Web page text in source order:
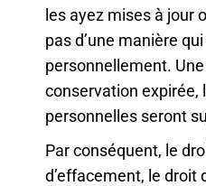
les ayez mises à jour
pas d’une manière
personnellement.
conservation expirée,
personnelles seront
Par conséquent, le
d’effacement, le droit